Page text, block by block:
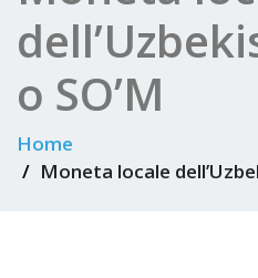
o SO’M
Home
Moneta locale